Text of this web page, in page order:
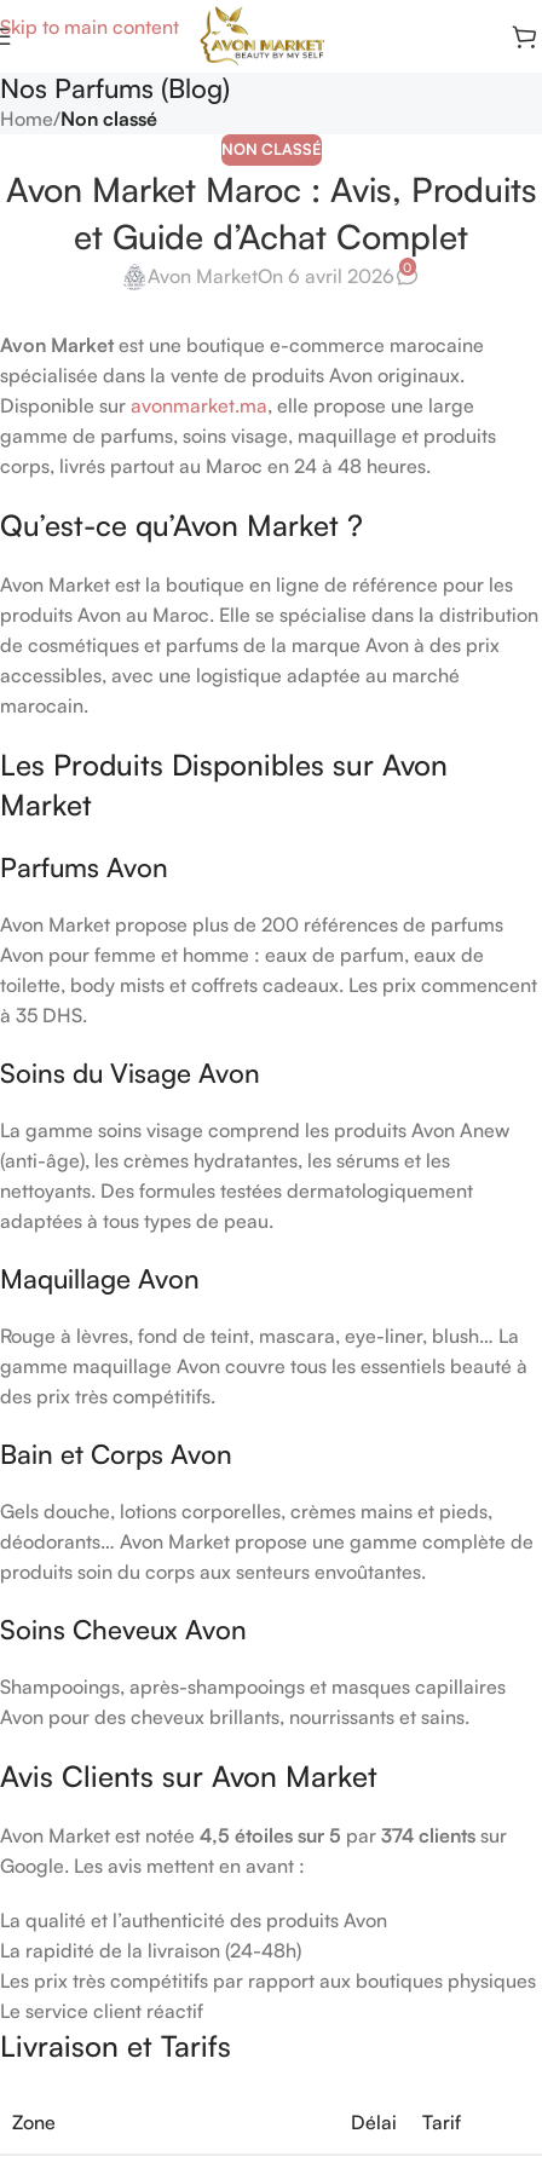
Skip to main content
Nos Parfums (Blog)
Home/Non classé
NON CLASSÉ
Avon Market Maroc : Avis, Produits
et Guide d’Achat Complet
Avon MarketOn 6 avril 2026 0
Avon Marketest une boutique e-commerce marocaine
spécialisée dans la vente de produits Avon originaux.
Disponible sur avonmarket.ma, elle propose une large
gamme de parfums, soins visage, maquillage et produits
corps, livrés partout au Maroc en 24 à 48 heures.
Qu’est-ce qu’Avon Market ?
Avon Market est la boutique en ligne de référence pour les
produits Avon au Maroc. Elle se spécialise dans la distribution
de cosmétiques et parfums de la marque Avon à des prix
accessibles, avec une logistique adaptée au marché
marocain.
Les Produits Disponibles sur Avon
Market
Parfums Avon
Avon Market propose plus de 200 références de parfums
Avon pour femme et homme : eaux de parfum, eaux de
toilette, body mists et coffrets cadeaux. Les prix commencent
à 35 DHS.
Soins du Visage Avon
La gamme soins visage comprend les produits Avon Anew
(anti-âge), les crèmes hydratantes, les sérums et les
nettoyants. Des formules testées dermatologiquement
adaptées à tous types de peau.
Maquillage Avon
Rouge à lèvres, fond de teint, mascara, eye-liner, blush… La
gamme maquillage Avon couvre tous les essentiels beauté à
des prix très compétitifs.
Bain et Corps Avon
Gels douche, lotions corporelles, crèmes mains et pieds,
déodorants… Avon Market propose une gamme complète de
produits soin du corps aux senteurs envoûtantes.
Soins Cheveux Avon
Shampooings, après-shampooings et masques capillaires
Avon pour des cheveux brillants, nourrissants et sains.
Avis Clients sur Avon Market
Avon Market est notée 4,5 étoiles sur 5 par 374 clients sur
Google. Les avis mettent en avant :
La qualité et l’authenticité des produits Avon
La rapidité de la livraison (24-48h)
Les prix très compétitifs par rapport aux boutiques physiques
Le service client réactif
Livraison et Tarifs
Zone Délai Tarif